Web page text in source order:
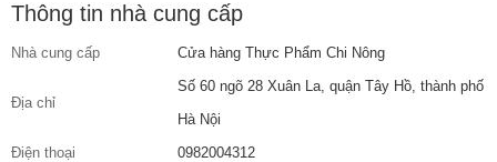
Thông tin nhà cung cấp
Nhà cung cấp Cửa hàng Thực Phẩm Chi Nông
Địa chỉ
Số 60 ngõ 28 Xuân La, quận Tây Hồ, thành phố
Hà Nội
Điện thoại
0982004312